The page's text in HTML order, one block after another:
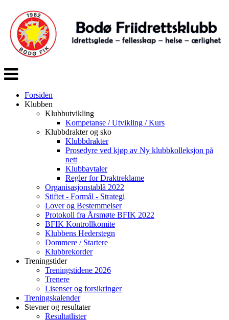
Veksle
navigasjon
Forsiden
Klubben
Klubbutvikling
Kompetanse / Utvikling / Kurs
Klubbdrakter og sko
Klubbdrakter
Prosedyre ved kjøp av Ny klubbkolleksjon på
nett
Klubbavtaler
Regler for Draktreklame
Organisasjonstablå 2022
Stiftet - Formål - Strategi
Lover og Bestemmelser
Protokoll fra Årsmøte BFIK 2022
BFIK Kontrollkomite
Klubbens Hederstegn
Dommere / Startere
Klubbrekorder
Treningstider
Treningstidene 2026
Trenere
Lisenser og forsikringer
Treningskalender
Stevner og resultater
Resultatlister